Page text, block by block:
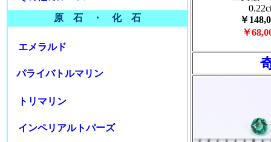
原 石 ・ 化 石
エメラルド
パライバトルマリン
トリマリン
インペリアルトパーズ
￥
￥